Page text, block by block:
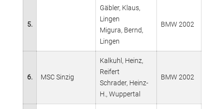
5.
Gäbler, Klaus,
Lingen
Migura, Bernd,
Lingen
BMW 2002
6. MSC Sinzig
Kalkuhl, Heinz,
Reifert
Schrader, Heinz-
H., Wuppertal
BMW 2002